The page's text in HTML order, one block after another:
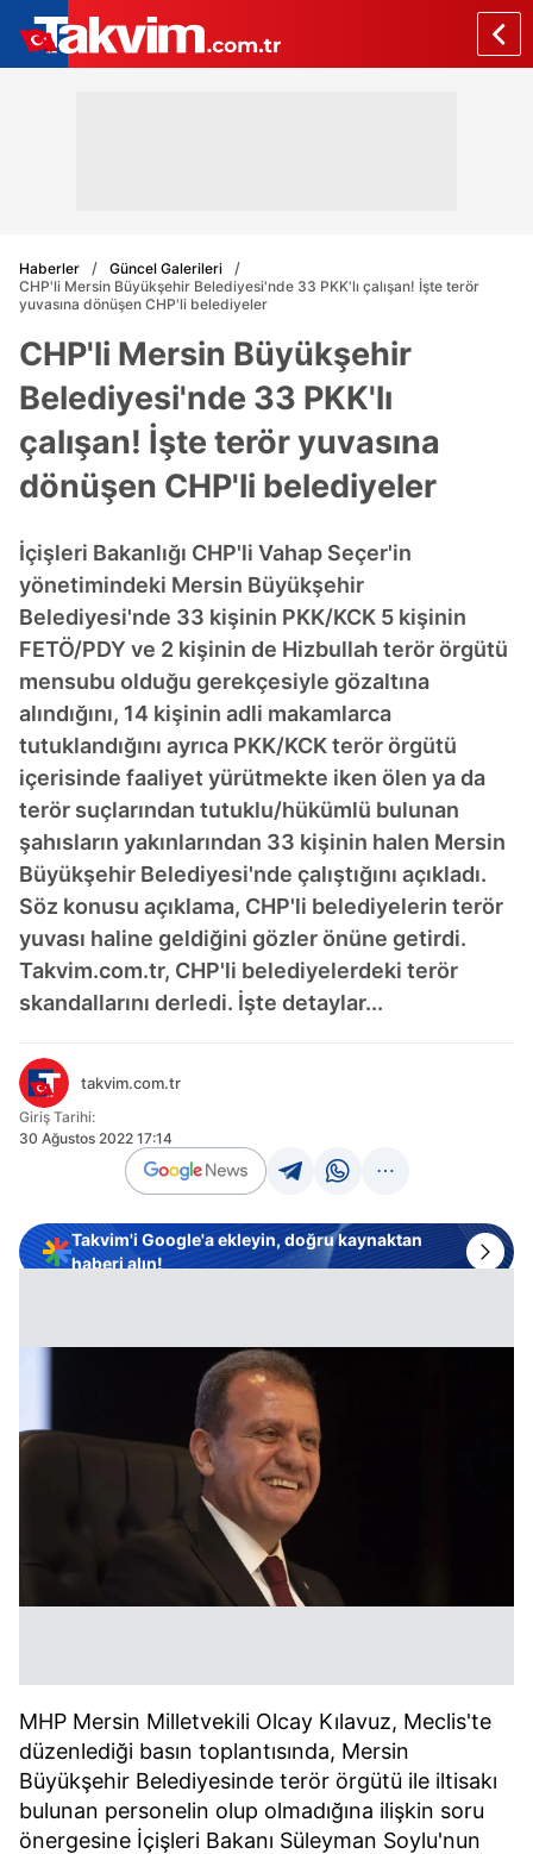
Haberler
Güncel Galerileri
CHP'li Mersin Büyükşehir Belediyesi'nde 33 PKK'lı çalışan! İşte terör
yuvasına dönüşen CHP'li belediyeler
CHP'li Mersin Büyükşehir
Belediyesi'nde 33 PKK'lı
çalışan! İşte terör yuvasına
dönüşen CHP'li belediyeler
İçişleri Bakanlığı CHP'li Vahap Seçer'in
yönetimindeki Mersin Büyükşehir
Belediyesi'nde 33 kişinin PKK/KCK 5 kişinin
FETÖ/PDY ve 2 kişinin de Hizbullah terör örgütü
mensubu olduğu gerekçesiyle gözaltına
alındığını, 14 kişinin adli makamlarca
tutuklandığını ayrıca PKK/KCK terör örgütü
içerisinde faaliyet yürütmekte iken ölen ya da
terör suçlarından tutuklu/hükümlü bulunan
şahısların yakınlarından 33 kişinin halen Mersin
Büyükşehir Belediyesi'nde çalıştığını açıkladı.
Söz konusu açıklama, CHP'li belediyelerin terör
yuvası haline geldiğini gözler önüne getirdi.
Takvim.com.tr, CHP'li belediyelerdeki terör
skandallarını derledi. İşte detaylar...
takvim.com.tr
Giriş Tarihi:
30 Ağustos 2022 17:14
Takvim'i Google'a ekleyin, doğru kaynaktan
haberi alın!
MHP Mersin Milletvekili Olcay Kılavuz, Meclis'te
düzenlediği basın toplantısında, Mersin
Büyükşehir Belediyesinde terör örgütü ile iltisakı
bulunan personelin olup olmadığına ilişkin soru
önergesine İçişleri Bakanı Süleyman Soylu'nun